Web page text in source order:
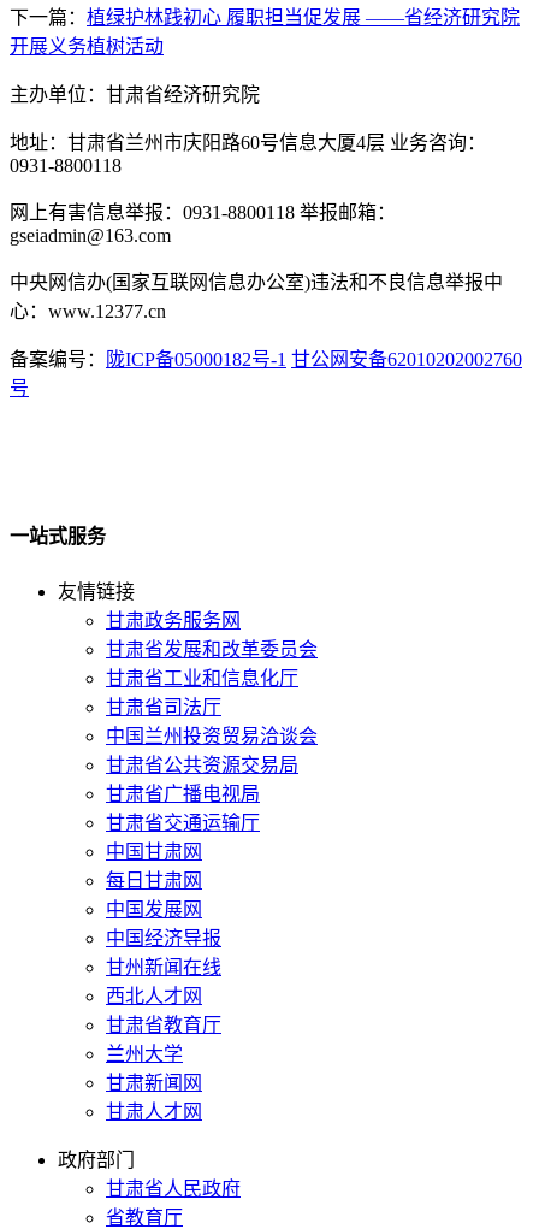
下一篇： 植绿护林践初心 履职担当促发展 ——省经济研究院
开展义务植树活动
主办单位：甘肃省经济研究院
地址：甘肃省兰州市庆阳路60号信息大厦4层 业务咨询：
0931-8800118
网上有害信息举报：0931-8800118 举报邮箱：
gseiadmin@163.com
中央网信办(国家互联网信息办公室)违法和不良信息举报中
心：www.12377.cn
备案编号： 陇ICP备05000182号-1 甘公网安备62010202002760
号
一站式服务
友情链接
甘肃政务服务网
甘肃省发展和改革委员会
甘肃省工业和信息化厅
甘肃省司法厅
中国兰州投资贸易洽谈会
甘肃省公共资源交易局
甘肃省广播电视局
甘肃省交通运输厅
中国甘肃网
每日甘肃网
中国发展网
中国经济导报
甘州新闻在线
西北人才网
甘肃省教育厅
兰州大学
甘肃新闻网
甘肃人才网
政府部门
甘肃省人民政府
省教育厅